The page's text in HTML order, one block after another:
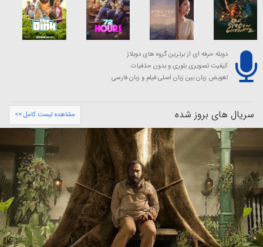
دوبله حرفه ای از برترین گروه های دوبلاژ
کیفیت تصویری بلوری و بدون حذفیات
تعویض زبان بین زبان اصلی فیلم و زبان فارسی
سریال های بروز شده مشاهده لیست کامل >>